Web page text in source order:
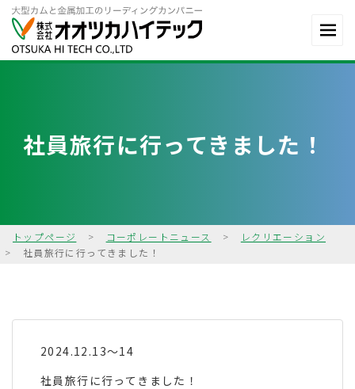
社員旅行に行ってきました！
トップページ > コーポレートニュース >
レクリエーション
>
社員旅行に行ってきました！
2024.12.13～14
社員旅行に行ってきました！